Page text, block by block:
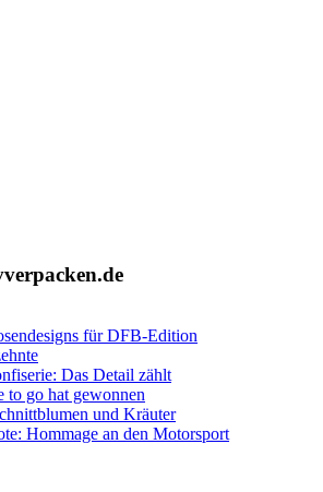
für DFB-Edition
Das Detail zählt
to go hat gewonnen
und Kräuter
Hommage an den Motorsport